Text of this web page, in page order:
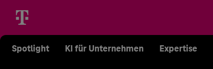
Spotlight KI für Unternehmen Expertise